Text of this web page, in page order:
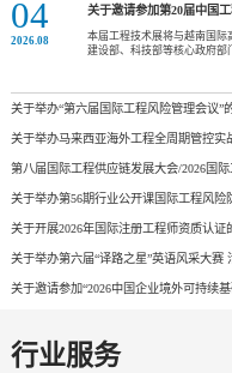
04
2026.08
关于邀请参加第20届中国
本届工程技术展将与越南国
建设部、科技部等核心政府部
关于举办“第六届国际工程风险管理会议”
关于举办马来西亚海外工程全周期管控实
第八届国际工程供应链发展大会/2026国
关于举办第56期行业公开课国际工程风险
关于开展2026年国际注册工程师资质认证
关于举办第六届“译路之星”英语风采大赛
关于邀请参加“2026中国企业境外可持续
行业服务